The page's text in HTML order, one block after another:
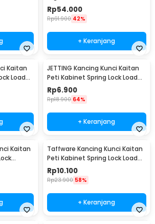
NTA-320
Suitcase Luggage - TSA309
Rp54.000
Rp91.900 42%
+ Keranjang
Kaitan
Loaded
JETTING Kancing Kunci Kaitan
Peti Kabinet Spring Lock Loaded
Buckle - L106
Rp6.900
Rp18.900 64%
+ Keranjang
Kaitan
Taffware Kancing Kunci Kaitan
Peti Kabinet Spring Lock Loaded
Buckle - L103
Rp10.100
Rp23.900 58%
+ Keranjang